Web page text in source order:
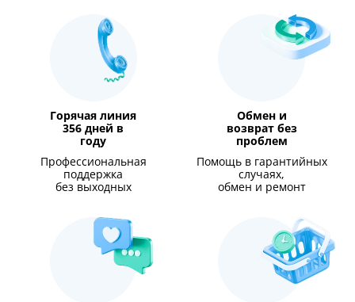
Горячая линия
356 дней в
году
Профессиональная
поддержка
без выходных
Обмен и
возврат без
проблем
Помощь в гарантийных
случаях,
обмен и ремонт